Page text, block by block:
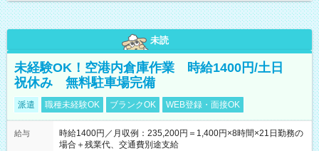
未読
未経験OK！空港内倉庫作業 時給1400円/土日
祝休み 無料駐車場完備
派遣 職種未経験OK ブランクOK WEB登録・面接OK
給与
時給1400円／月収例：235,200円＝1,400円×8時間×21日勤務の
場合＋残業代、交通費別途支給